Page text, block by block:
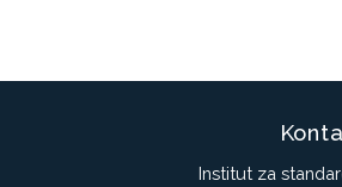
Institut za